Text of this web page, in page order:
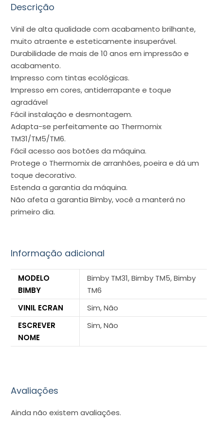
Descrição
Vinil de alta qualidade com acabamento brilhante,
muito atraente e esteticamente insuperável.
Durabilidade de mais de 10 anos em impressão e
acabamento.
Impresso com tintas ecológicas.
Impresso em cores, antiderrapante e toque
agradável
Fácil instalação e desmontagem.
Adapta-se perfeitamente ao Thermomix
TM31/TM5/TM6.
Fácil acesso aos botões da máquina.
Protege o Thermomix de arranhões, poeira e dá um
toque decorativo.
Estenda a garantia da máquina.
Não afeta a garantia Bimby, você a manterá no
primeiro dia.
Informação adicional
MODELO
BIMBY
Bimby TM31, Bimby TM5, Bimby
TM6
VINIL ECRAN
Sim, Não
ESCREVER
NOME
Sim, Não
Avaliações
Ainda não existem avaliações.